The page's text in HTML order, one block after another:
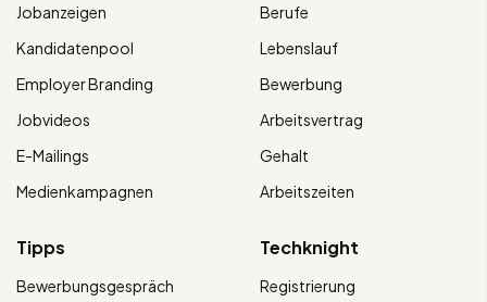
Jobanzeigen
Kandidatenpool
Employer Branding
Jobvideos
E-Mailings
Medienkampagnen
Berufe
Lebenslauf
Bewerbung
Arbeitsvertrag
Gehalt
Arbeitszeiten
Tipps
Bewerbungsgespräch
Techknight
Registrierung